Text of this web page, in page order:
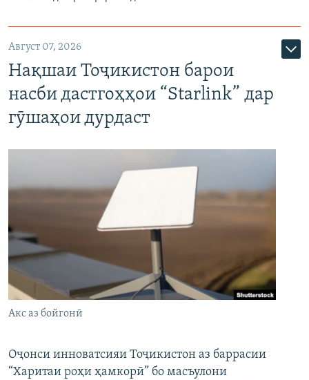
Август 07, 2026
Нақшаи Тоҷикистон барои
насби дастгоҳҳои “Starlink” дар
гӯшаҳои дурдаст
Акс аз бойгонӣ
Оҷонси инноватсияи Тоҷикистон аз баррасии
“Харитаи роҳи ҳамкорӣ” бо масъулони